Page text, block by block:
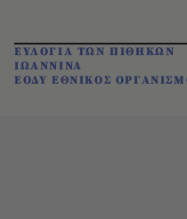
ΕΥΛΟΓΙΑ ΤΩΝ ΠΙΘΗΚΩΝ
ΙΩΑΝΝΙΝΑ
ΕΟΔΥ ΕΘΝΙΚΟΣ